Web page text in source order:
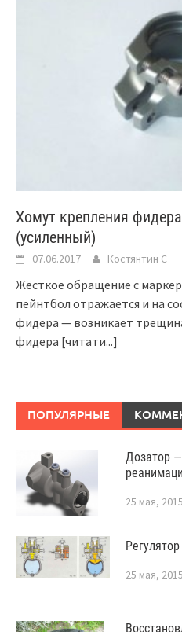
Хомут крепления
(усиленный)
07.06.2017 Костянтин C
Жёсткое обращение с
пейнтбол отражается и на
фидера — возникает
фидера [читати...]
ПОПУЛЯРНЫЕ
Дозатор
25 мая, 2015
25 мая, 2015